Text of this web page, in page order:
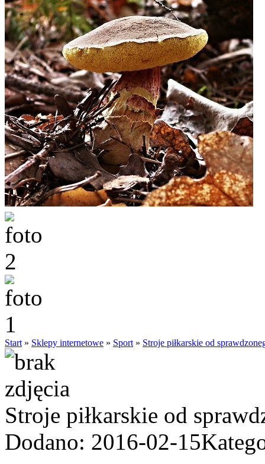
Start » Sklepy internetowe » Sport » Stroje piłkarskie od
Stroje piłkarskie od
Dodano: 2016-02-15